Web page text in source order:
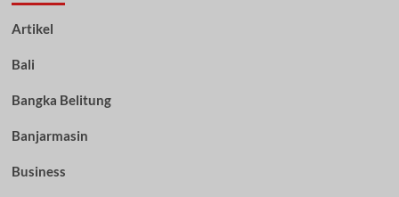
Artikel
Bali
Bangka Belitung
Banjarmasin
Business